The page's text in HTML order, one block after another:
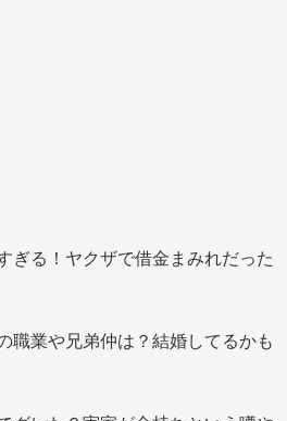
ぎる！ヤクザで借金まみれだった
職業や兄弟仲は？結婚してるかも